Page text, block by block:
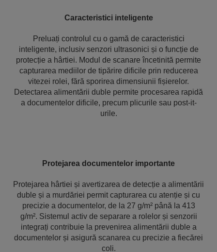
Caracteristici inteligente
Preluați controlul cu o gamă de caracteristici
inteligente, inclusiv senzori ultrasonici și o funcție de
protecție a hârtiei. Modul de scanare încetinită permite
capturarea mediilor de tipărire dificile prin reducerea
vitezei rolei, fără sporirea dimensiunii fișierelor.
Detectarea alimentării duble permite procesarea rapidă
a documentelor dificile, precum plicurile sau post-it-
urile.
Protejarea documentelor importante
Protejarea hârtiei și avertizarea de detecție a alimentării
duble și a murdăriei permit capturarea cu atenție și cu
precizie a documentelor, de la 27 g/m² până la 413
g/m². Sistemul activ de separare a rolelor și senzorii
integrați contribuie la prevenirea alimentării duble a
documentelor și asigură scanarea cu precizie a fiecărei
coli.